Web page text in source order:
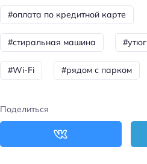
Оплата картой
#оплата по кредитной карте
#стиральная машина #утюг
#Wi-Fi #рядом с парком
Поделиться